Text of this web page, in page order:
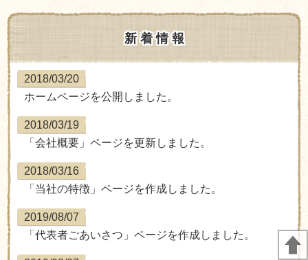
新 着 情 報
2018/03/20
ホームページを公開しました。
2018/03/19
「会社概要」ページを更新しました。
2018/03/16
「当社の特徴」ページを作成しました。
2019/08/07
「代表者ごあいさつ」ページを作成しました。